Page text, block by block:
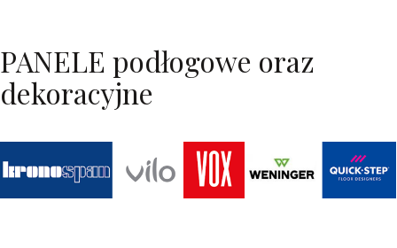
PANELE podłogowe oraz
dekoracyjne